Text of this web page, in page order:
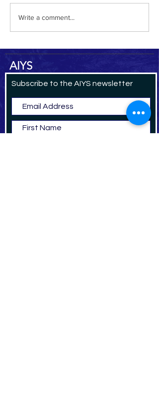
Write a comment...
AIYS
Subscribe to the AIYS newsletter